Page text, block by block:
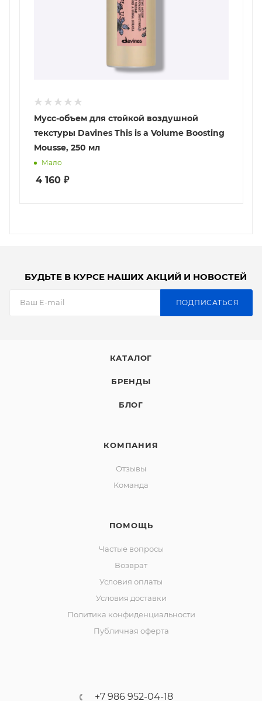
Мусс-объем для стойкой воздушной
текстуры Davines This is a Volume Boosting
Mousse, 250 мл
Мало
4 160 ₽
БУДЬТЕ В КУРСЕ НАШИХ АКЦИЙ И НОВОСТЕЙ
ПОДПИСАТЬСЯ
КАТАЛОГ
БРЕНДЫ
БЛОГ
КОМПАНИЯ
Отзывы
Команда
ПОМОЩЬ
Частые вопросы
Возврат
Условия оплаты
Условия доставки
Политика конфиденциальности
Публичная оферта
+7 986 952-04-18